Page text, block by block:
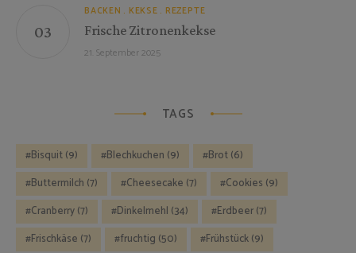
BACKEN KEKSE REZEPTE
Frische Zitronenkekse
21. September 2025
TAGS
Bisquit(9) Blechkuchen (9) Brot(6)
Buttermilch (7) Cheesecake (7) Cookies (9)
Cranberry(7) Dinkelmehl (34) Erdbeer(7)
Frischkäse (7) fruchtig (50) Frühstück(9)